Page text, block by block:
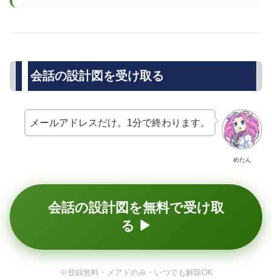
会話の設計図を受け取る
めたん
メールアドレスだけ。1分で終わります。
会話の設計図を無料で受け取
る ▶
※登録無料・メアドのみ・いつでも解除OK